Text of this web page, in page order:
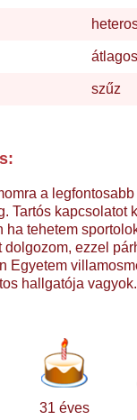
átlagos
szűz
a
Tartós kapcsolatot
ha tehetem
dolgozom, ezzel
Egyetem
hallgatója vagyok.
31 éves